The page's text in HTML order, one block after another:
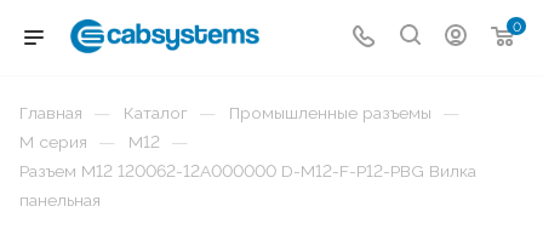
0
Главная — Каталог — Промышленные разъемы —
М серия — М12 —
Разъем М12 120062-12A000000 D-M12-F-P12-PBG Вилка
панельная